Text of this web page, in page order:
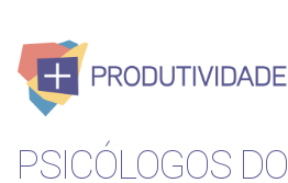
PSICÓLOGOS DO